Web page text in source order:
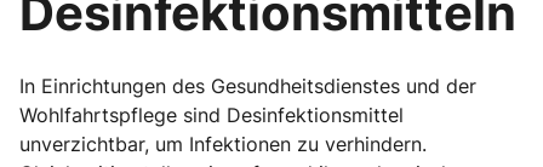
Desinfektionsmitteln
In Einrichtungen des Gesundheitsdienstes und der
Wohlfahrtspflege sind Desinfektionsmittel
unverzichtbar, um Infektionen zu verhindern.